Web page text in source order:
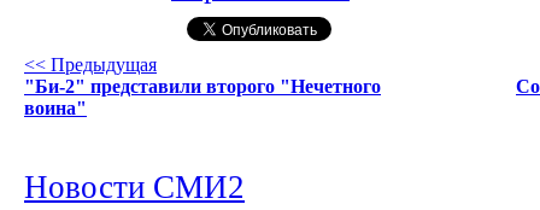
<< Предыдущая
"Би-2" представили второго "Нечетного
воина"
Новости СМИ2